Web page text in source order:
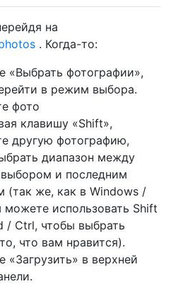
на
. Когда-то:
«Выбрать фотографии»,
в режим выбора.
фото
клавишу «Shift»,
другую фотографию,
диапазон между
и последним
(так же, как в Windows /
можете использовать Shift
/ Ctrl, чтобы выбрать
что вам нравится).
«Загрузить» в верхней